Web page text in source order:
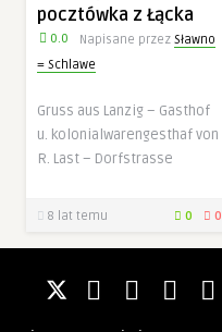
pocztówka z Łącka
0.0 Napisane przez Sławno
= Schlawe
Gruss aus Lanzig – Gasthof
u. kolonialwarengesthaf von
R. Last – Dorfstrasse
8 lat temu 0 0
Sławno = Schlawe 0.0
Pałac w Złakowie
Sławno = Schlawe